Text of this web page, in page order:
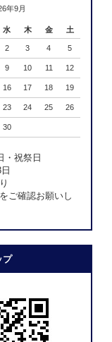
年9月
水 木 金 土
2 3 4 5
9 10 11 12
16 17 18 19
23 24 25 26
30
・祝祭日
ご確認お願いし
プ